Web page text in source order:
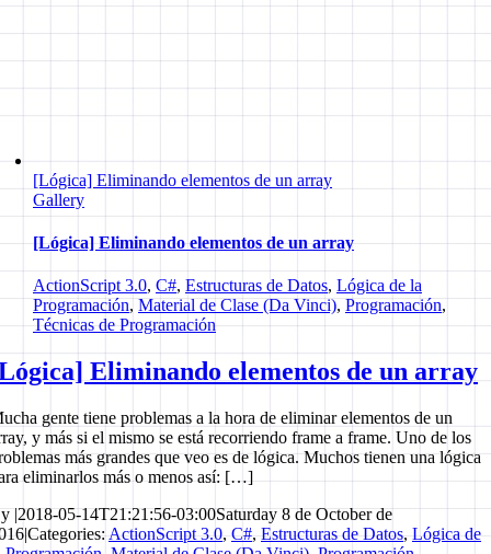
[Lógica] Eliminando elementos de un array
Gallery
[Lógica] Eliminando elementos de un array
ActionScript 3.0, C#, Estructuras de Datos, Lógica de la
Programación, Material de Clase (Da Vinci), Programación,
Técnicas de Programación
Eliminando elementos de un array
gente tiene problemas a la hora de eliminar elementos de un
y más si el mismo se está recorriendo frame a frame. Uno de los
más grandes que veo es de lógica. Muchos tienen una lógica
eliminarlos más o menos así: […]
|2018-05-14T21:21:56-03:00Saturday 8 de October de
|Categories: ActionScript 3.0, C#, Estructuras de Datos, Lógica de